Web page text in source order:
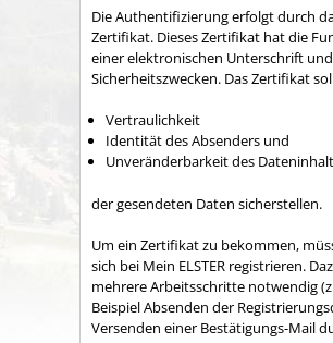
Die Authentifizierung erfolgt durch
Zertifikat. Dieses Zertifikat hat die
einer elektronischen Unterschrift
Sicherheitszwecken. Das Zertifikat
Vertraulichkeit
Identität des Absenders und
Unveränderbarkeit des
der gesendeten Daten sicherstellen.
Um ein Zertifikat zu bekommen,
sich bei Mein ELSTER registrieren.
mehrere Arbeitsschritte notwendig
Beispiel Absenden der
Versenden einer Bestätigungs-Mail